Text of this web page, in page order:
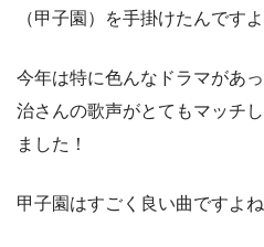
（甲子園）を手掛けたんですよ
今年は特に色んなドラマがあ
治さんの歌声がとてもマッチ
ました！
甲子園はすごく良い曲ですよね